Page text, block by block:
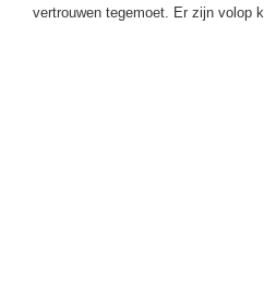
vertrouwen tegemoet. Er zijn volop